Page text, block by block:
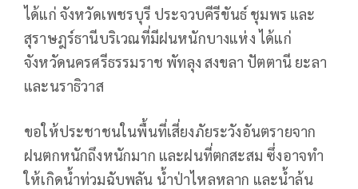
ได้แก่ จังหวัดเพชรบุรี ประจวบคีรีขันธ์ ชุมพร และ
สุราษฎร์ธานีบริเวณที่มีฝนหนักบางแห่ง ได้แก่
จังหวัดนครศรีธรรมราช พัทลุง สงขลา ปัตตานี ยะลา
และนราธิวาส
ขอให้ประชาชนในพื้นที่เสี่ยงภัยระวังอันตรายจาก
ฝนตกหนักถึงหนักมาก และฝนที่ตกสะสม ซึ่งอาจทํา
ให้เกิดน้ำท่วมฉับพลัน น้ำป่าไหลหลาก และน้ำล้น